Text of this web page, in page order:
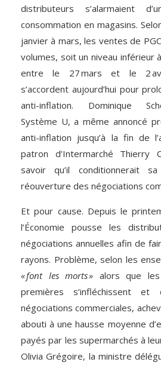
distributeurs s’alarmaient
consommation en magasins.
janvier à mars, les ventes de
volumes, soit un niveau inférieur
entre le 27 mars et le 2
s’accordent aujourd’hui pour
anti-inflation. Dominique
Système U, a même annoncé
anti-inflation jusqu’à la fin de
patron d’Intermarché Thierry
savoir qu’il conditionnerait
réouverture des négociations
Et pour cause. Depuis le
l’Économie pousse les
négociations annuelles afin de
rayons. Problème, selon les
« font les morts » alors que
premières s’infléchissent
négociations commerciales,
abouti à une hausse moyenne
payés par les supermarchés à
Olivia Grégoire, la ministre